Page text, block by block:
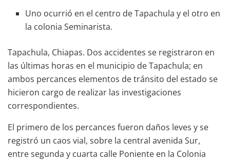
Uno ocurrió en el centro de Tapachula y el otro en
la colonia Seminarista.
Tapachula, Chiapas. Dos accidentes se registraron en
las últimas horas en el municipio de Tapachula; en
ambos percances elementos de tránsito del estado se
hicieron cargo de realizar las investigaciones
correspondientes.
El primero de los percances fueron daños leves y se
registró un caos vial, sobre la central avenida Sur,
entre segunda y cuarta calle Poniente en la Colonia